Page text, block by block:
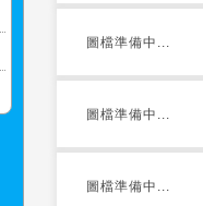
圖檔準備中...
圖檔準備中...
圖檔準備中...